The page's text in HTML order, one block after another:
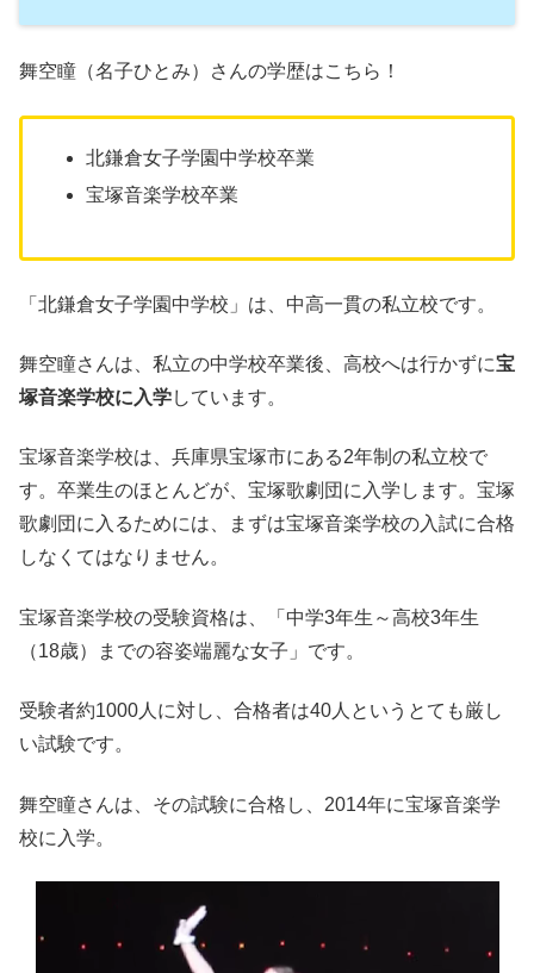
舞空瞳（名子ひとみ）さんの学歴はこちら！
北鎌倉女子学園中学校卒業
宝塚音楽学校卒業
「北鎌倉女子学園中学校」は、中高一貫の私立校です。
舞空瞳さんは、私立の中学校卒業後、高校へは行かずに宝
塚音楽学校に入学しています。
宝塚音楽学校は、兵庫県宝塚市にある2年制の私立校で
す。卒業生のほとんどが、宝塚歌劇団に入学します。宝塚
歌劇団に入るためには、まずは宝塚音楽学校の入試に合格
しなくてはなりません。
宝塚音楽学校の受験資格は、「中学3年生～高校3年生
（18歳）までの容姿端麗な女子」です。
受験者約1000人に対し、合格者は40人というとても厳し
い試験です。
舞空瞳さんは、その試験に合格し、2014年に宝塚音楽学
校に入学。